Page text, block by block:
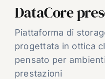
CARRIERE
VIDEO
CHI SIAMO
DataCore
Piattaforma di
progettata in ottica
pensato per
prestazioni